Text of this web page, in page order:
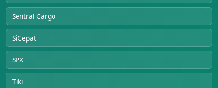
Sentral Cargo
SiCepat
SPX
Tiki